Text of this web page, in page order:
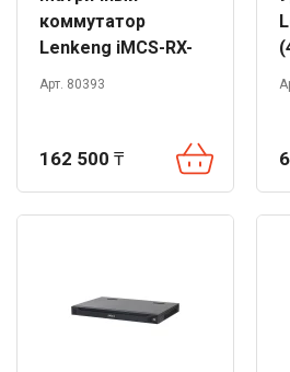
коммутатор
Lenkeng iMCS-RX-
Multiview
Арт. 80393
162 500 ₸